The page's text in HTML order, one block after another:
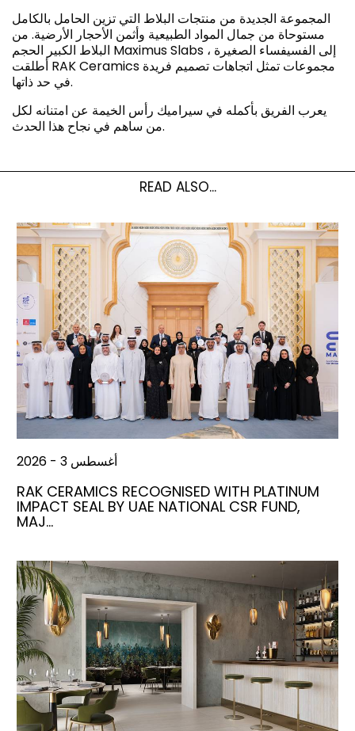
المجموعة الجديدة من منتجات البلاط التي تزين الحامل بالكامل
مستوحاة من جمال المواد الطبيعية وأثمن الأحجار الأرضية. من
البلاط الكبير الحجم Maximus Slabs إلى الفسيفساء الصغيرة ،
أطلقت RAK Ceramics مجموعات تمثل اتجاهات تصميم فريدة
في حد ذاتها.
يعرب الفريق بأكمله في سيراميك رأس الخيمة عن امتنانه لكل
من ساهم في نجاح هذا الحدث.
READ ALSO...
أغسطس 3 - 2026
RAK CERAMICS RECOGNISED WITH PLATINUM
IMPACT SEAL BY UAE NATIONAL CSR FUND,
MAJ…